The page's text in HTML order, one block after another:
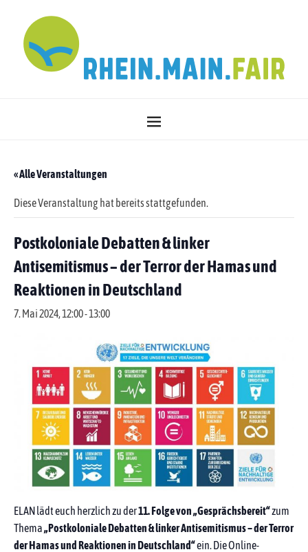
« Alle Veranstaltungen
Diese Veranstaltung hat bereits stattgefunden.
Postkoloniale Debatten & linker
Antisemitismus – der Terror der Hamas und
Reaktionen in Deutschland
7. Mai 2024, 12:00-13:00
ELAN lädt euch herzlich zu der11. Folge von „Gesprächsbereit“zum
Thema„Postkoloniale Debatten & linker Antisemitismus – der Terror
der Hamas und Reaktionen in Deutschland“ein. Die Online-